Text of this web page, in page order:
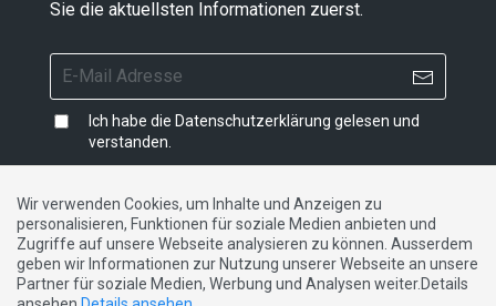
Sie die aktuellsten Informationen zuerst.
Ich habe die Datenschutzerklärung gelesen und
verstanden.
Impressum|Datenschutzerklärung|Kontakt
DE FR IT
Wir verwenden Cookies, um Inhalte und Anzeigen zu
personalisieren, Funktionen für soziale Medien anbieten und
Zugriffe auf unsere Webseite analysieren zu können. Ausserdem
geben wir Informationen zur Nutzung unserer Webseite an unsere
Partner für soziale Medien, Werbung und Analysen weiter.Details